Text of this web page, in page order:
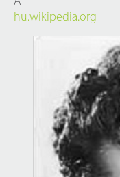
hu.wikipedia.org